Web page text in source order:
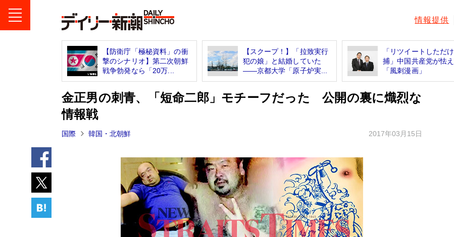
情報提供
【防衛庁「極秘資料」の衝
撃のシナリオ】第二次朝鮮
戦争勃発なら「20万...
【スクープ！】「拉致実行
犯の娘」と結婚していた
――京都大学「原子炉実...
「リツイートしただ
捕」中国共産党が怯
「風刺漫画」
金正男の刺青、「短命二郎」モチーフだった 公開の裏に熾烈な
情報戦
国際 韓国・北朝鮮 2017年03月15日